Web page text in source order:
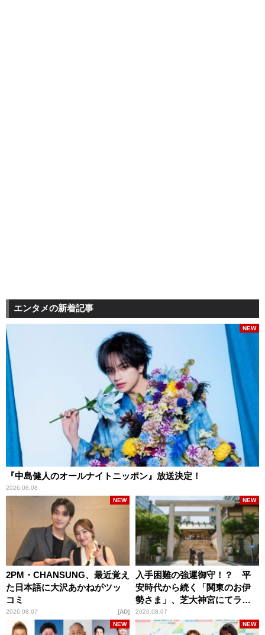
エンタメの新着記事
『中島健人のオールナイトニッポン』放送決定！
2026.08.08
NEW
2PM・CHANSUNG、最近覚え
た日本語に大沢あかねがツッ
コミ
2026.08.07
NEW
AD
入手困難の強運御守！？ 平
安時代から続く「関東のお伊
勢さま」、芝大神宮にてラン
パンプスが合格祈願！
2026.08.07
NEW
NEW NEW